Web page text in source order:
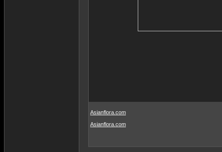
Asianflora.com
Asianflora.com